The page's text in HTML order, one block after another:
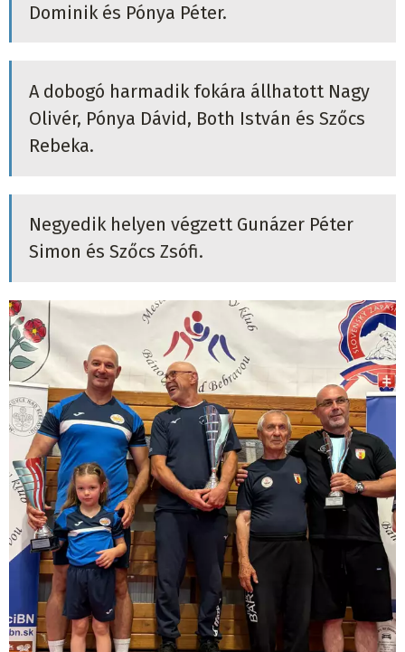
Dominik és Pónya Péter.
A dobogó harmadik fokára állhatott Nagy
Olivér, Pónya Dávid, Both István és Szőcs
Rebeka.
Negyedik helyen végzett Gunázer Péter
Simon és Szőcs Zsófi.